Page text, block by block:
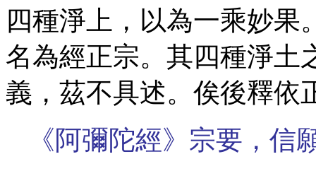
四種淨上，以為一乘妙果
名為經正宗。其四種淨土
義，茲不具述。俟後釋依
《阿彌陀經》宗要，信